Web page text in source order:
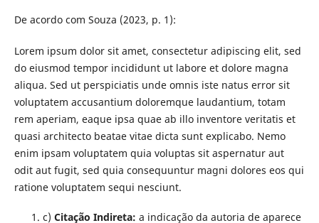
De acordo com Souza (2023, p. 1):
Lorem ipsum dolor sit amet, consectetur adipiscing elit, sed
do eiusmod tempor incididunt ut labore et dolore magna
aliqua. Sed ut perspiciatis unde omnis iste natus error sit
voluptatem accusantium doloremque laudantium, totam
rem aperiam, eaque ipsa quae ab illo inventore veritatis et
quasi architecto beatae vitae dicta sunt explicabo. Nemo
enim ipsam voluptatem quia voluptas sit aspernatur aut
odit aut fugit, sed quia consequuntur magni dolores eos qui
ratione voluptatem sequi nesciunt.
c) Citação Indireta: a indicação da autoria de aparece